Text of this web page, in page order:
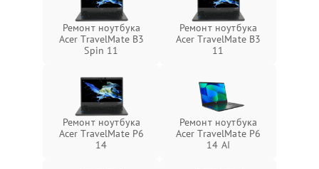
Ремонт ноутбука
Acer TravelMate B3
Spin 11
Ремонт ноутбука
Acer TravelMate B3
11
Ремонт ноутбука
Acer TravelMate P6
14
Ремонт ноутбука
Acer TravelMate P6
14 AI